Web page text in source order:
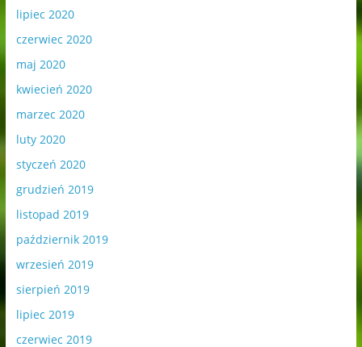
lipiec 2020
czerwiec 2020
maj 2020
kwiecień 2020
marzec 2020
luty 2020
styczeń 2020
grudzień 2019
listopad 2019
październik 2019
wrzesień 2019
sierpień 2019
lipiec 2019
czerwiec 2019